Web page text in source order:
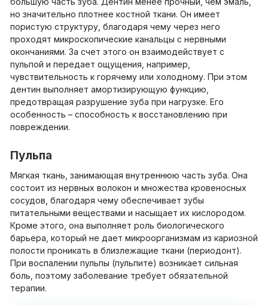
но значительно плотнее костной ткани. Он имеет
пористую структуру, благодаря чему через него
проходят микроскопические канальцы с нервными
окончаниями. За счет этого он взаимодействует с
пульпой и передает ощущения, например,
чувствительность к горячему или холодному. При этом
дентин выполняет амортизирующую функцию,
предотвращая разрушение зуба при нагрузке. Его
особенность – способность к восстановлению при
повреждении.
Пульпа
Мягкая ткань, занимающая внутреннюю часть зуба. Она
состоит из нервных волокон и множества кровеносных
сосудов, благодаря чему обеспечивает зубы
питательными веществами и насыщает их кислородом.
Кроме этого, она выполняет роль биологического
барьера, который не дает микроорганизмам из кариозной
полости проникать в близлежащие ткани (периодонт).
При воспалении пульпы (пульпите) возникает сильная
боль, поэтому заболевание требует обязательной
терапии.